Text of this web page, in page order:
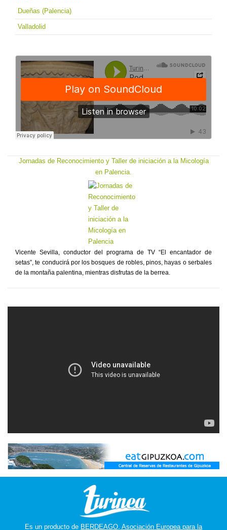
Dueñas (Palencia)
Valladolid
Jornadas de Reconocimiento y Taller de iniciación a la Micología
en Palencia.
Vicente Sevilla, conductor del programa de TV “El encantador de
setas”, te conducirá por los bosques de robles, pinos, hayas o serbales
de la montaña palentina, mientras disfrutas de la berrea.
Es un producto de BERDEAGO, Asociación Europea para la